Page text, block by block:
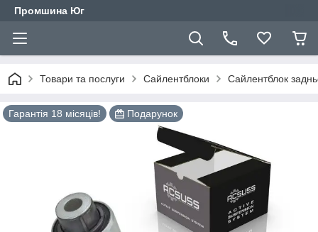
Промшина Юг
Товари та послуги Сайлентблоки Сайлентблок
Гарантія 18 місяців! Подарунок